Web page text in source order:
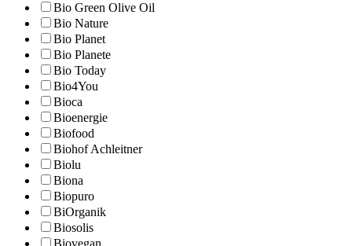
Bio Green Olive Oil
Bio Nature
Bio Planet
Bio Planete
Bio Today
Bio4You
Bioca
Bioenergie
Biofood
Biohof Achleitner
Biolu
Biona
Biopuro
BiOrganik
Biosolis